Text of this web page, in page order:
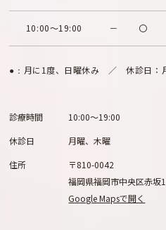
10:00～19:00 － 〇
●： 月に1度、日曜休み ／ 休診日：
診療時間
10:00～19:00
休診日
月曜、木曜
住所
〒810-0042
福岡県福岡市中央区赤
Google Mapsで開く